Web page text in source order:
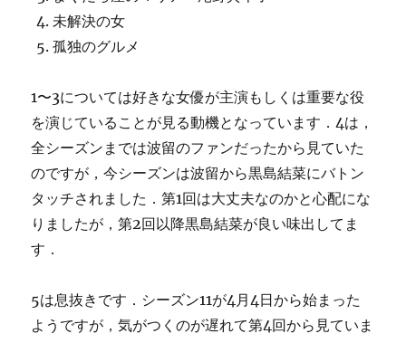
未解決の女
孤独のグルメ
1〜3については好きな女優が主演もしくは重要な役
を演じていることが見る動機となっています．4は，
全シーズンまでは波留のファンだったから見ていた
のですが，今シーズンは波留から黒島結菜にバトン
タッチされました．第1回は大丈夫なのかと心配にな
りましたが，第2回以降黒島結菜が良い味出してま
す．
5は息抜きです．シーズン11が4月4日から始まった
ようですが，気がつくのが遅れて第4回から見ていま